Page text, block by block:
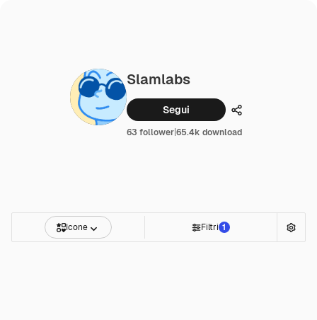
Slamlabs
Segui Condividi
63 follower|65.4k download
Icone Filtri 1